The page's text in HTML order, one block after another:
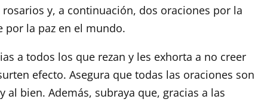
y, a continuación, dos oraciones por la
por la paz en el mundo.
a todos los que rezan y les exhorta a no creer
efecto. Asegura que todas las oraciones son
al bien. Además, subraya que, gracias a las